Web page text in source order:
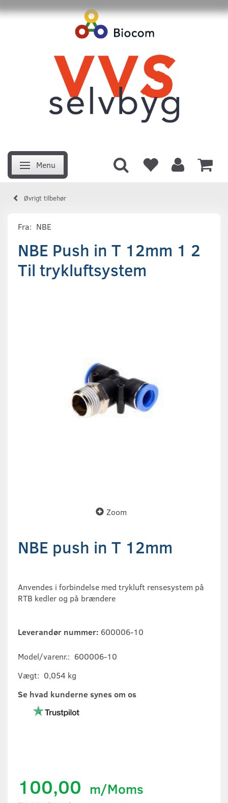
Skifte navigation
Menu
Øvrigt tilbehør
Fra: NBE
NBE Push in T 12mm 1 2
Til trykluftsystem
Zoom
NBE push in T 12mm
Anvendes i forbindelse med trykluft rensesystem på
RTB kedler og på brændere
Leverandør nummer: 600006-10
Model/varenr.: 600006-10
Vægt: 0,054 kg
Se hvad kunderne synes om os
100,00 m/Moms